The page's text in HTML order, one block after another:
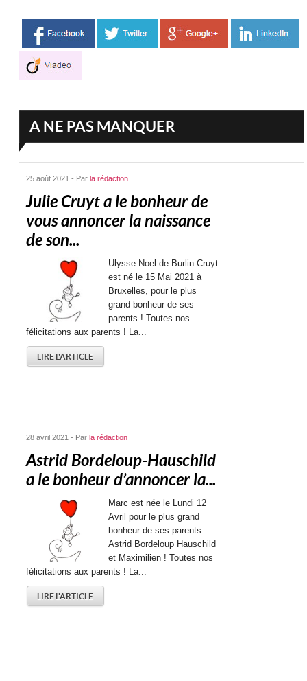
A NE PAS MANQUER
25 août 2021 - Par la rédaction
Julie Cruyt a le bonheur de
vous annoncer la naissance
de son...
Ulysse Noel de Burlin Cruyt
est né le 15 Mai 2021 à
Bruxelles, pour le plus
grand bonheur de ses
parents ! Toutes nos
félicitations aux parents ! La...
LIRE L'ARTICLE
28 avril 2021 - Par la rédaction
Astrid Bordeloup-Hauschild
a le bonheur d’annoncer la...
Marc est née le Lundi 12
Avril pour le plus grand
bonheur de ses parents
Astrid Bordeloup Hauschild
et Maximilien ! Toutes nos
félicitations aux parents ! La...
LIRE L'ARTICLE